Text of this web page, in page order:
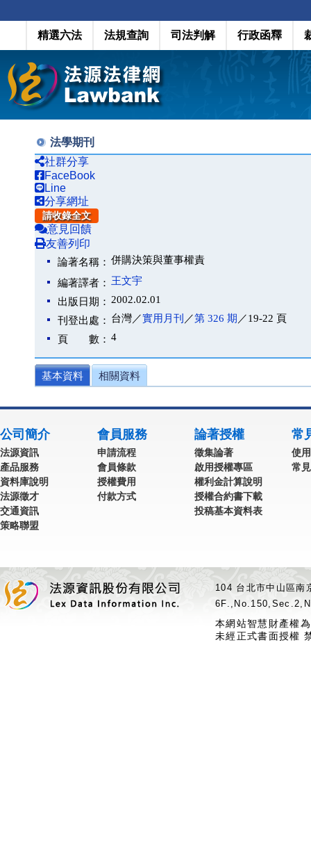
精選六法 法規查詢 司法判解 行政函釋
法學期刊
社群分享
FaceBook
Line
分享網址
請收錄全文
意見回饋
友善列印
論著名稱： 併購決策與董事權責
編著譯者： 王文宇
出版日期： 2002.02.01
刊登出處： 台灣／實用月刊 ／第 326 期 ／19-22 頁
頁 數： 4
基本資料 相關資料
公司簡介
法源資訊
產品服務
資料庫說明
法源徵才
交通資訊
策略聯盟
會員服務
申請流程
會員條款
授權費用
付款方式
論著授權
徵集論著
啟用授權專區
權利金計算說明
授權合約書下載
投稿基本資料表
常
使
常
104 台北市中山區
本網站智慧財產權
未經正式書面授權